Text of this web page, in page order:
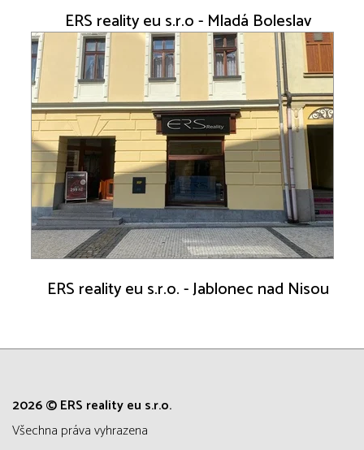
ERS reality eu s.r.o - Mladá Boleslav
ERS reality eu s.r.o. - Jablonec nad Nisou
2026 © ERS reality eu s.r.o.
všechna práva vyhrazena